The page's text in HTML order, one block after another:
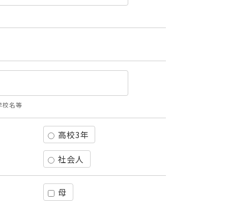
校名等
高校3年
社会人
母